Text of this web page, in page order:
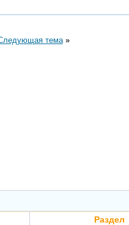
тема »
Раздел